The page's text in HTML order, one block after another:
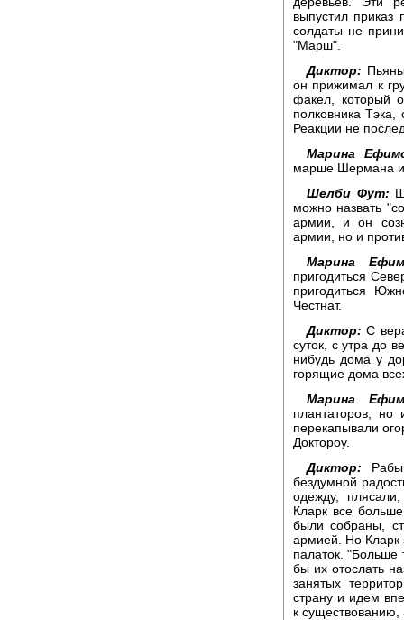
выпустил
солдаты не
"Марш".
Диктор:
он прижимал к
факел, который
полковника
Реакции не
Марина
марше Шермана
Шелби Фут:
можно назвать
армии, и он
армии, но и
Марина
пригодиться
пригодиться
Честнат.
Диктор: С
суток, с утра до
нибудь дома у
горящие дома
Марина
плантаторов,
перекапывали
Доктороу.
Диктор:
бездумной
одежду,
Кларк все
были собраны,
армией. Но Кларк
палаток. "Больше
бы их отослать
занятых
страну и идем
к существованию,